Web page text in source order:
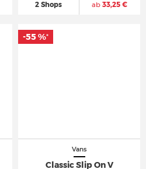
2 Shops ab 33,25 €
Vans
Classic Slip On V
-55 %*